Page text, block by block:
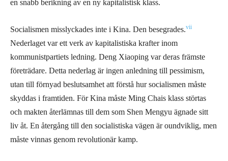
en snabb berikning av en ny kapitalistisk klass.
Socialismen misslyckades inte i Kina. Den besegrades.vii
Nederlaget var ett verk av kapitalistiska krafter inom
kommunistpartiets ledning. Deng Xiaoping var deras främste
företrädare. Detta nederlag är ingen anledning till pessimism,
utan till förnyad beslutsamhet att förstå hur socialismen måste
skyddas i framtiden. För Kina måste Ming Chais klass störtas
och makten återlämnas till dem som Shen Mengyu ägnade sitt
liv åt. En återgång till den socialistiska vägen är oundviklig, men
måste vinnas genom revolutionär kamp.